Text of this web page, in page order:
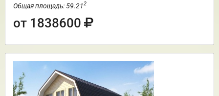
Общая площадь: 59.212
от 1838600